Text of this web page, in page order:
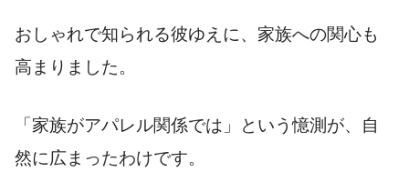
おしゃれで知られる彼ゆえに、家族への関心も
高まりました。
「家族がアパレル関係では」という憶測が、自
然に広まったわけです。